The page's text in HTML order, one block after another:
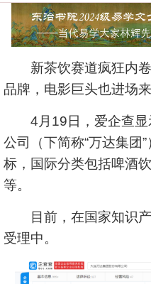
新茶饮赛道疯狂内卷
品牌，电影巨头也进场
4月19日，爱企查显
公司（下简称“万达集团
标，国际分类包括啤酒
等。
目前，在国家知识产
受理中。